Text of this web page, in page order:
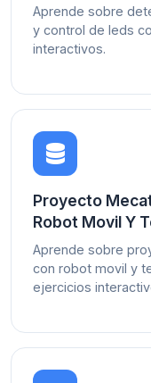
Aprende sobre
y control de leds
interactivos.
Proyecto
Robot Movil Y
Aprende sobre
con robot movil y
ejercicios